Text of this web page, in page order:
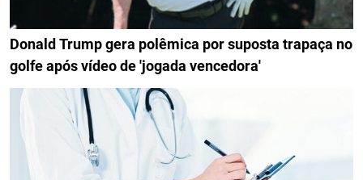
Donald Trump gera polêmica por suposta trapaça no
golfe após vídeo de 'jogada vencedora'